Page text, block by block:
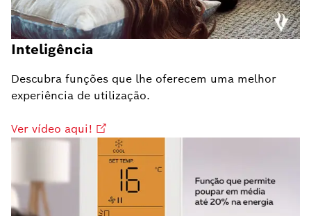
Inteligência
Descubra funções que lhe oferecem uma melhor
experiência de utilização.
Ver vídeo aqui!